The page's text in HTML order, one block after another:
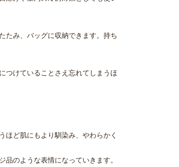
たみ、バッグに収納できます。持ち
つけていることさえ忘れてしまうほ
ほど肌にもより馴染み、やわらかく
のような表情になっていきます。